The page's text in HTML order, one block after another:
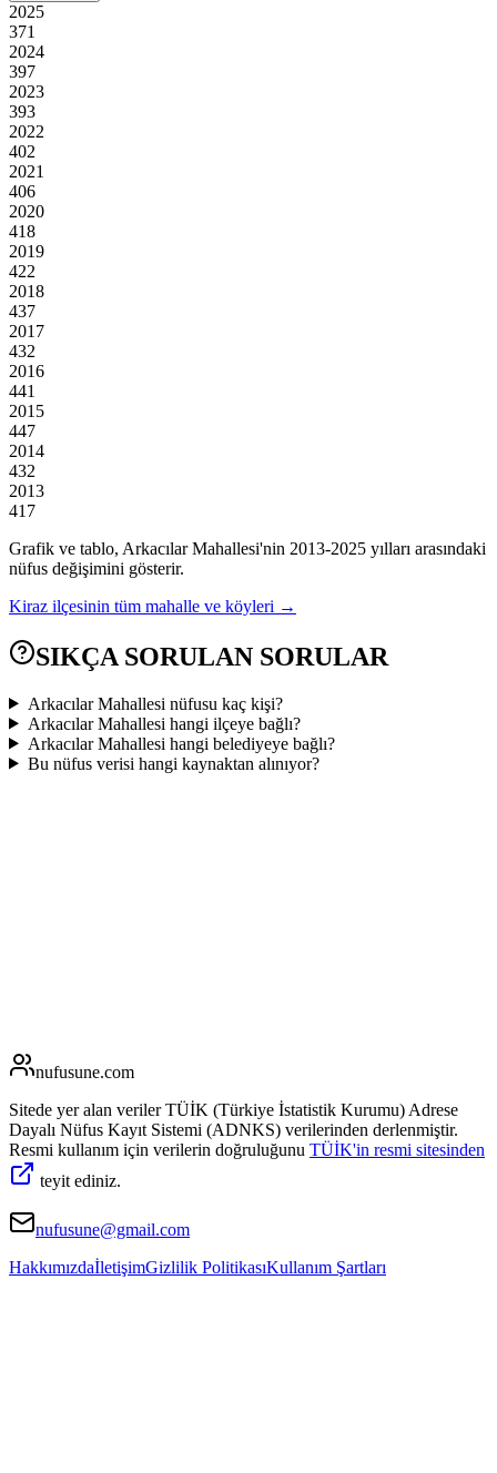
2025
371
2024
397
2023
393
2022
402
2021
406
2020
418
2019
422
2018
437
2017
432
2016
441
2015
447
2014
432
2013
417
Grafik ve tablo, ArkacılarMahallesi'nin 2013-2025 yılları arasındaki
nüfus değişimini gösterir.
Kiraz ilçesinin tüm mahalle ve köyleri →
SIKÇA SORULAN SORULAR
Arkacılar Mahallesi nüfusu kaç kişi?
Arkacılar Mahallesi hangi ilçeye bağlı?
Arkacılar Mahallesi hangi belediyeye bağlı?
Bu nüfus verisi hangi kaynaktan alınıyor?
nufusune.com
Sitede yer alan veriler TÜİK (Türkiye İstatistik Kurumu) Adrese
Dayalı Nüfus Kayıt Sistemi (ADNKS) verilerinden derlenmiştir.
Resmi kullanım için verilerin doğruluğunu TÜİK'in resmi sitesinden
teyit ediniz.
nufusune@gmail.com
HakkımızdaİletişimGizlilik PolitikasıKullanım Şartları